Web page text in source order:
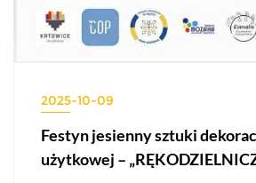
2025-10-09
Festyn jesienny sztuki
użytkowej –